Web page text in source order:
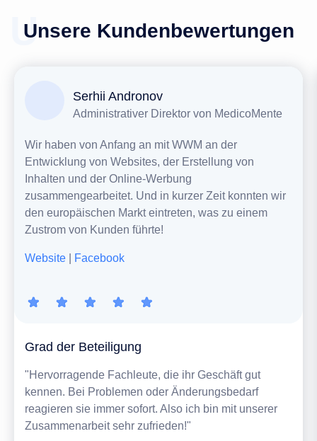
Unsere Kundenbewertungen
Grad der Beteiligung
"Hervorragende Fachleute, die ihr Geschäft gut
kennen. Bei Problemen oder Änderungsbedarf
reagieren sie immer sofort. Also ich bin mit unserer
Zusammenarbeit sehr zufrieden!"
Serhii Andronov
Administrativer Direktor von MedicoMente
Wir haben von Anfang an mit WWM an der
Entwicklung von Websites, der Erstellung von
Inhalten und der Online-Werbung
zusammengearbeitet. Und in kurzer Zeit konnten wir
den europäischen Markt eintreten, was zu einem
Zustrom von Kunden führte!
Website Facebook